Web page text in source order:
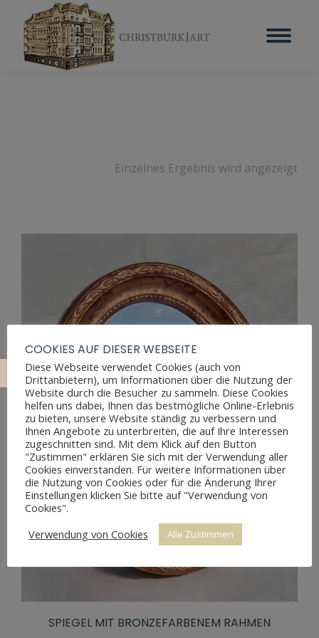
Einzelnes Ergebnis wird angezeigt
SPIEGEL MIT BRONZEFARBENEM RAHMEN
COOKIES AUF DIESER WEBSEITE
Diese Webseite verwendet Cookies (auch von
Drittanbietern), um Informationen über die Nutzung der
Website durch die Besucher zu sammeln. Diese Cookies
helfen uns dabei, Ihnen das bestmögliche Online-Erlebnis
zu bieten, unsere Website ständig zu verbessern und
Ihnen Angebote zu unterbreiten, die auf Ihre Interessen
zugeschnitten sind. Mit dem Klick auf den Button
"Zustimmen" erklären Sie sich mit der Verwendung aller
Cookies einverstanden. Für weitere Informationen über
die Nutzung von Cookies oder für die Änderung Ihrer
Einstellungen klicken Sie bitte auf "Verwendung von
Cookies".
Verwendung von Cookies
Alle Zustimmen